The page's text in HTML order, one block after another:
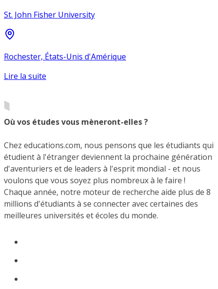
St. John Fisher University
Rochester, États-Unis d'Amérique
Lire la suite
Où vos études vous mèneront-elles ?
Chez educations.com, nous pensons que les étudiants qui
étudient à l'étranger deviennent la prochaine génération
d'aventuriers et de leaders à l'esprit mondial - et nous
voulons que vous soyez plus nombreux à le faire !
Chaque année, notre moteur de recherche aide plus de 8
millions d'étudiants à se connecter avec certaines des
meilleures universités et écoles du monde.